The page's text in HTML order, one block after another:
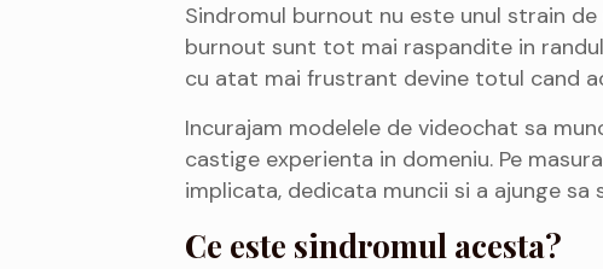
Sindromul burnout nu este unul strain
burnout sunt tot mai raspandite in
cu atat mai frustrant devine totul cand
Incurajam modelele de videochat sa
castige experienta in domeniu. Pe
implicata, dedicata muncii si a ajunge
Ce este sindromul acesta?